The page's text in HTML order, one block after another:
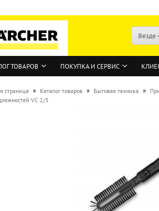
Везде
ТОВАРОВ ПОКУПКА И СЕРВИС
страница » Каталог товаров » Бытовая техника »
VC 2/3